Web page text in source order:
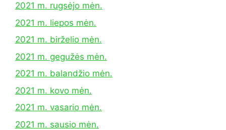
2021 m. rugsėjo mėn.
2021 m. liepos mėn.
2021 m. birželio mėn.
2021 m. gegužės mėn.
2021 m. balandžio mėn.
2021 m. kovo mėn.
2021 m. vasario mėn.
2021 m. sausio mėn.